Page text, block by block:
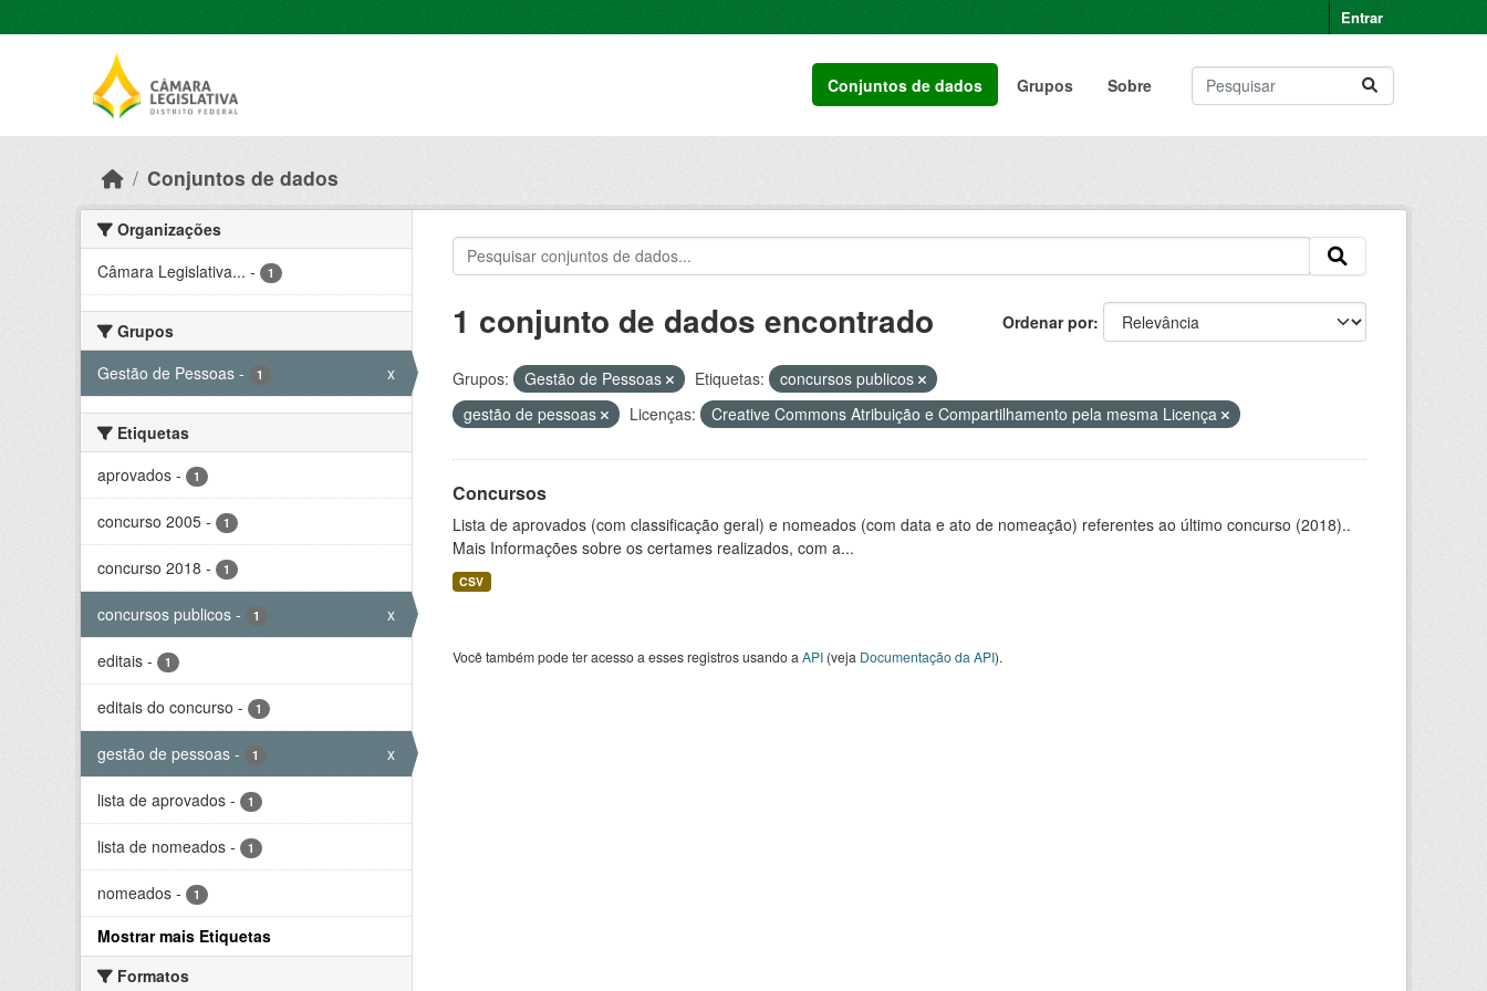
Entrar
Conjuntos de dados Grupos Sobre
Conjuntos de dados
Organizações
Câmara Legislativa... - 1
Grupos
Gestão de Pessoas - 1 x
Etiquetas
aprovados - 1
concurso 2005 - 1
concurso 2018 - 1
concursos publicos - 1 x
editais - 1
editais do concurso - 1
gestão de pessoas - 1 x
lista de aprovados - 1
lista de nomeados - 1
nomeados - 1
Mostrar mais Etiquetas
Formatos
Ordenar por
1 conjunto de dados encontrado
Grupos: Gestão de Pessoas Etiquetas:
concursos publicos
gestão de pessoas
Licenças: Creative Commons Atribuição e Compartilhamento pela mesma Licença
Concursos
Lista de aprovados (com classificação geral) e nomeados (com data e ato de nomeação) referentes ao último concurso (2018)..
Mais Informações sobre os certames realizados, com a...
CSV
Você também pode ter acesso a esses registros usando a API(veja Documentação da API).